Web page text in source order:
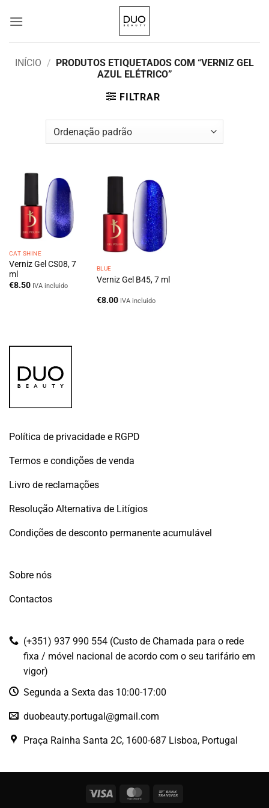
INÍCIO / PRODUTOS ETIQUETADOS COM “VERNIZ GEL
AZUL ELÉTRICO”
FILTRAR
CAT SHINE
Verniz Gel CS08, 7
ml
€8.50 IVA incluido
BLUE
Verniz Gel B45, 7 ml
€8.00 IVA incluido
Política de privacidade e RGPD
Termos e condições de venda
Livro de reclamações
Resolução Alternativa de Litígios
Condições de desconto permanente acumulável
Sobre nós
Contactos
(+351) 937 990 554 (Custo de Chamada para o rede
fixa / móvel nacional de acordo com o seu tarifário em
vigor)
Segunda a Sexta das 10:00-17:00
duobeauty.portugal@gmail.com
Praça Rainha Santa 2C, 1600-687 Lisboa, Portugal
Visa MasterCard